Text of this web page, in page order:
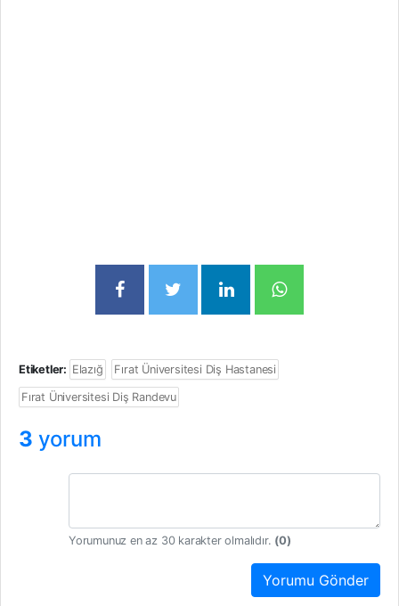
Etiketler: Elazığ Fırat Üniversitesi Diş Hastanesi
Fırat Üniversitesi Diş Randevu
3 yorum
Yorumunuz en az 30 karakter olmalıdır. (0)
Yorumu Gönder